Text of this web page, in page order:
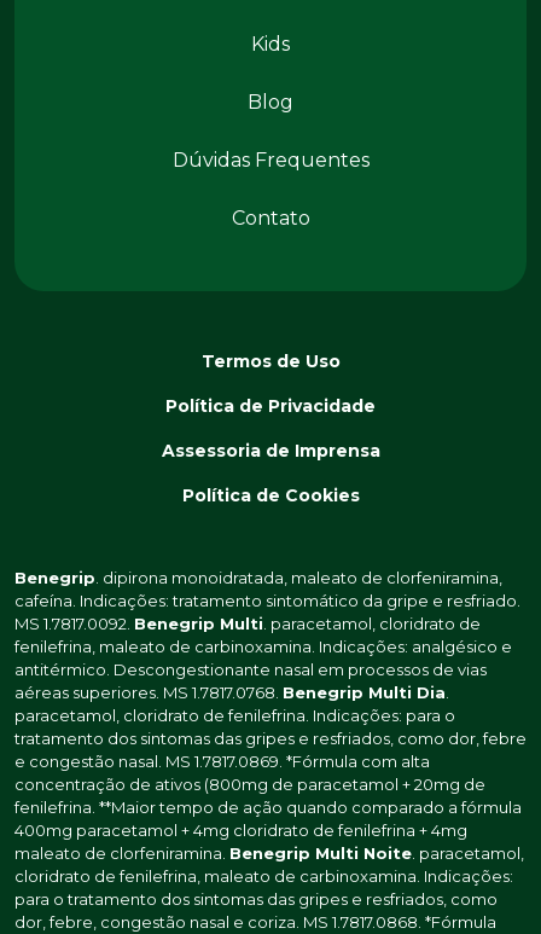
Kids
Blog
Dúvidas Frequentes
Contato
Termos de Uso
Política de Privacidade
Assessoria de Imprensa
Política de Cookies
Benegrip. dipirona monoidratada, maleato de clorfeniramina,
cafeína. Indicações: tratamento sintomático da gripe e resfriado.
MS 1.7817.0092. Benegrip Multi. paracetamol, cloridrato de
fenilefrina, maleato de carbinoxamina. Indicações: analgésico e
antitérmico. Descongestionante nasal em processos de vias
aéreas superiores. MS 1.7817.0768. Benegrip Multi Dia.
paracetamol, cloridrato de fenilefrina. Indicações: para o
tratamento dos sintomas das gripes e resfriados, como dor, febre
e congestão nasal. MS 1.7817.0869. *Fórmula com alta
concentração de ativos (800mg de paracetamol + 20mg de
fenilefrina. **Maior tempo de ação quando comparado a fórmula
400mg paracetamol + 4mg cloridrato de fenilefrina + 4mg
maleato de clorfeniramina. Benegrip Multi Noite. paracetamol,
cloridrato de fenilefrina, maleato de carbinoxamina. Indicações:
para o tratamento dos sintomas das gripes e resfriados, como
dor, febre, congestão nasal e coriza. MS 1.7817.0868. *Fórmula